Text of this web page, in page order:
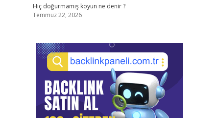
Hiç doğurmamış koyun ne denir ?
Temmuz 22, 2026